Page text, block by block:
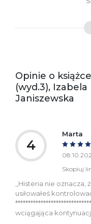
Producent /
Ostrzeżenia
informacje
Opinie o
(wyd.3), Izabela
Janiszewska
4
Marta
Skopiuj
,,Histeria nie oznacza,
usiłowałeś
wciągająca